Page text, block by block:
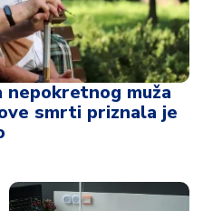
nepokretnog muža
smrti priznala je